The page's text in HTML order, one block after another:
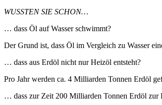
WUSSTEN SIE SCHON…
… dass Öl auf Wasser schwimmt?
Der Grund ist, dass Öl im Vergleich zu Wasser
… dass aus Erdöl nicht nur Heizöl entsteht?
Pro Jahr werden ca. 4 Milliarden Tonnen Erdöl
… dass zur Zeit 200 Milliarden Tonnen Erdöl zur